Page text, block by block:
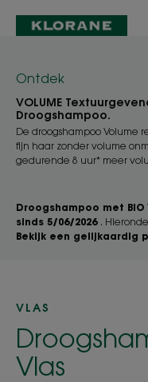
Droogshampoo met
sinds 5/06/2026 .
Bekijk een gelijkaardig
Ontdek
VOLUME
Droogshampoo.
De droogshampoo Volume
fijn haar zonder volume
gedurende 8 uur* meer
VLAS
Vlas